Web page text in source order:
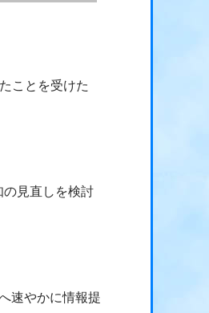
ことを受けた
見直しを検討
速やかに情報提